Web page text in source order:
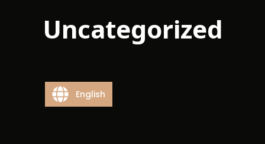
Uncategorized
English